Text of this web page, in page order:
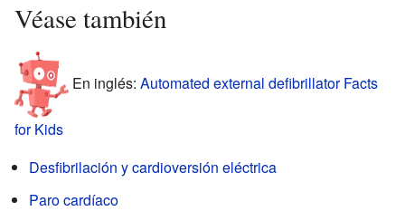
Véase también
En inglés: Automated external defibrillator Facts
for Kids
Desfibrilación y cardioversión eléctrica
Paro cardíaco